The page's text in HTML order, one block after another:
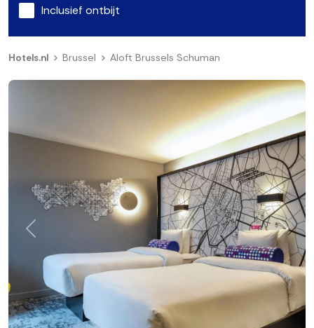
Inclusief ontbijt
Hotels.nl Brussel Aloft Brussels Schuman